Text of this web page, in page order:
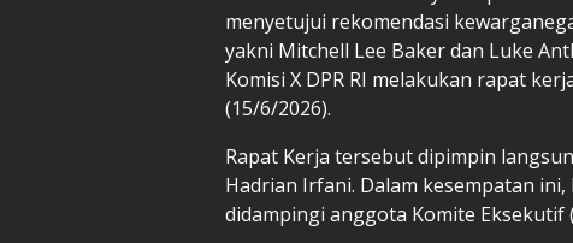
menyetujui rekomendasi
yakni Mitchell Lee Bakerdan Luke
Komisi X DPR RI melakukan rapat
(15/6/2026).
Rapat Kerja tersebut dipimpin
Hadrian Irfani. Dalam kesempatan
didampingi anggota Komite Eksekutif